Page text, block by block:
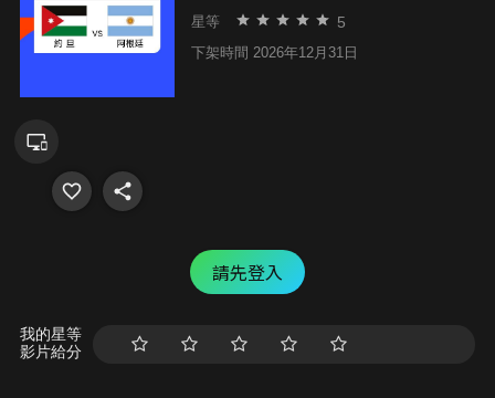
星等 5
下架時間 2026年12月31日
請先登入
我的星等
影片給分